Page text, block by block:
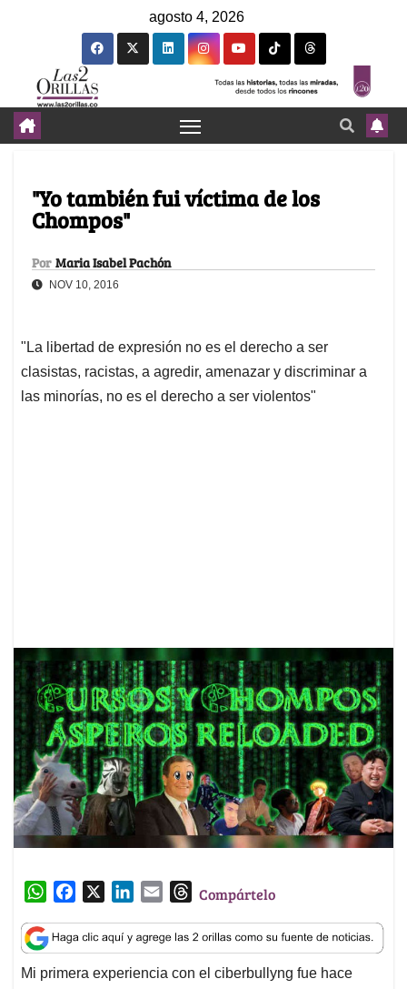
agosto 4, 2026
"Yo también fui víctima de los
Chompos"
Por Maria Isabel Pachón
NOV 10, 2016
"La libertad de expresión no es el derecho a ser
clasistas, racistas, a agredir, amenazar y discriminar a
las minorías, no es el derecho a ser violentos"
W
a
t
s
c
e
b
n
k
e
a
i
l
T
r
e
a
Compártelo
Mi primera experiencia con el ciberbullyng fue hace